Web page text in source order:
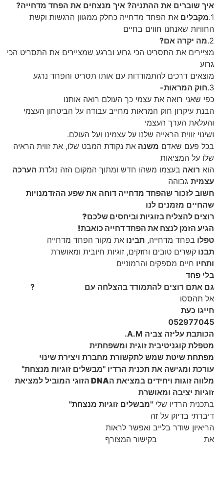
איך שוברים את ההתניה? איך מנצחים את הפחד מדחייה?
1. מקבלים את הפחד מדחייה כחלק ממגוון הרגשות וקשת
החוויות שאנחנו חווים בחיים
2. מה יקרה אם?
מציירים את התסריט הכי גרוע וברגע שמציירים את התסריט הכי
גרוע
מוצאים דרכים להתמודדות עם אותו תסריט והפחד נרגע
3. חוק המראות-
כפי שאני רואה את עצמי כך העולם רואה אותנו
הבנת עיקרון חוק המראות מחייב עבודה על הביטחון העצמי
והעלאת הערך העצמי
ושינוי זווית הראייה שלנו על עצמינו ועל העולם.
בכל פעם שאדם משנה את נקודת המבט שלו, את זווית הראיה
שלו על המציאות
הוא רואה בעצמו משהו חדש ומתוך המקום הזה נולדת הערכה
עצמית גבוהה
חשוב לזכור שהפחד מדחייה דוחה את שפע ההזדמנויות
שהחיים מזמנים לנו
רוצים להצליח בזוגיות וביחסים שלכם?
הגיע הזמן לנצח את הפחד דחייה כואבת!
טפלו בפחד מדחייה, תבינו את מקור הפחד מדחייה
תבנו קשרים טובים וחזקים, זוגיות חיובית ומאושרת
ותחיו חיים מספקים והרמוניים
בלי פחד
גם אתם רוצים להתמודד בהצלחה עם
?
אל תהססו
חייגו כעת
052977045
הכותבת עליזה צביה A.M.
מטפלת קוגניטיבית זוגית ומשפחתית
מפתחת שיטת שמש לתקשורת מחברת ויצירת שינוי
עורכת ומגישה את תכנית הרדיו "מבשלים זוגיות מנצחת"
מלווה זוגות ויחידים במציאת הDNA הזוגי
המוביל למציאת
זוגיות יציבה ומאושרת
בתכנית הרדיו שלי "מבשלים זוגיות מנצחת"
דיברתי בדיוק על זה
הריאיון שודר בלייב ואפשר לראות
את
בקישור המצורף